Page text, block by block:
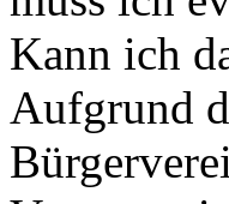
Kann ich
Aufgrund